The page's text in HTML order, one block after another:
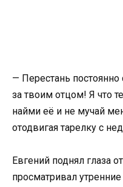
— Перестань
за твоим отцом! Я что
найми её и не мучай
отодвигая тарелку с
Евгений поднял глаза
просматривал